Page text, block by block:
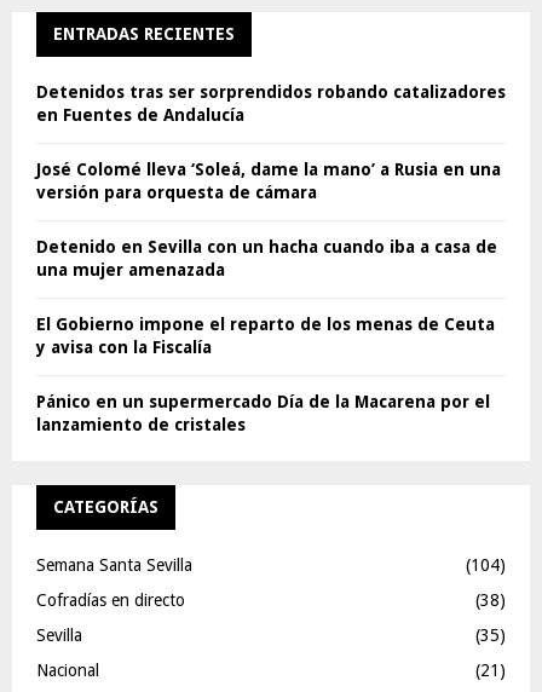
ENTRADAS RECIENTES
Detenidos tras ser sorprendidos robando catalizadores
en Fuentes de Andalucía
José Colomé lleva ‘Soleá, dame la mano’ a Rusia en una
versión para orquesta de cámara
Detenido en Sevilla con un hacha cuando iba a casa de
una mujer amenazada
El Gobierno impone el reparto de los menas de Ceuta
y avisa con la Fiscalía
Pánico en un supermercado Día de la Macarena por el
lanzamiento de cristales
CATEGORÍAS
Semana Santa Sevilla
(104)
Cofradías en directo
(38)
Sevilla
(35)
Nacional
(21)